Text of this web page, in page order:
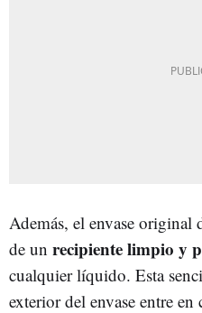
Además, el envase original
de un recipiente limpio y
cualquier líquido. Esta
exterior del envase entre